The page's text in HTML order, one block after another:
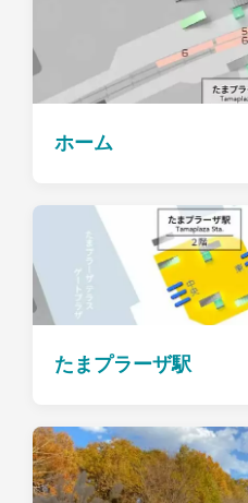
ホーム
たまプラーザ駅